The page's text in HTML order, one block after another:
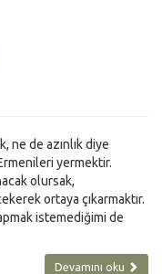
ne de azınlık diye
yermektir.
olursak,
ortaya çıkarmaktır.
istemediğimi de
Devamını oku